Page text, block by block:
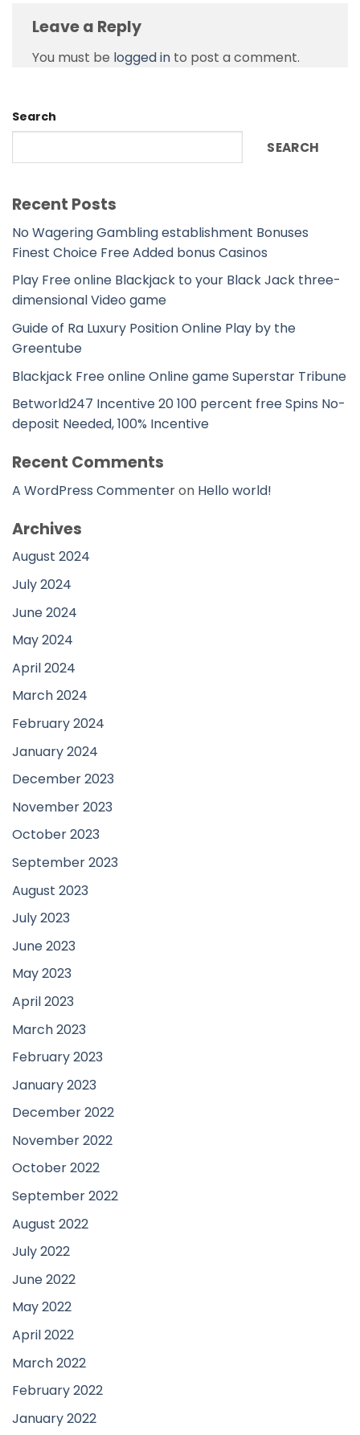
Leave a Reply
You must be logged in to post a comment.
Search
SEARCH
Recent Posts
No Wagering Gambling establishment Bonuses
Finest Choice Free Added bonus Casinos
Play Free online Blackjack to your Black Jack three-
dimensional Video game
Guide of Ra Luxury Position Online Play by the
Greentube
Blackjack Free online Online game Superstar Tribune
Betworld247 Incentive 20 100 percent free Spins No-
deposit Needed, 100% Incentive
Recent Comments
A WordPress Commenteron Hello world!
Archives
August 2024
July 2024
June 2024
May 2024
April 2024
March 2024
February 2024
January 2024
December 2023
November 2023
October 2023
September 2023
August 2023
July 2023
June 2023
May 2023
April 2023
March 2023
February 2023
January 2023
December 2022
November 2022
October 2022
September 2022
August 2022
July 2022
June 2022
May 2022
April 2022
March 2022
February 2022
January 2022